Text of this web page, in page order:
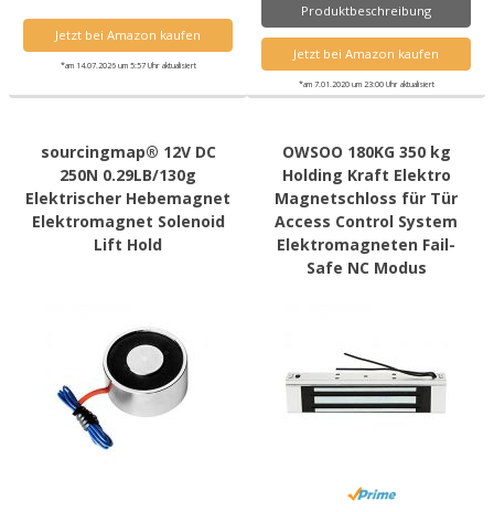
Jetzt bei Amazon kaufen
*am 14.07.2026 um 5:57 Uhr aktualisiert
Produktbeschreibung
Jetzt bei Amazon kaufen
*am 7.01.2020 um 23:00 Uhr aktualisiert
sourcingmap® 12V DC
250N 0.29LB/130g
Elektrischer Hebemagnet
Elektromagnet Solenoid
Lift Hold
OWSOO 180KG 350 kg
Holding Kraft Elektro
Magnetschloss für Tür
Access Control System
Elektromagneten Fail-
Safe NC Modus